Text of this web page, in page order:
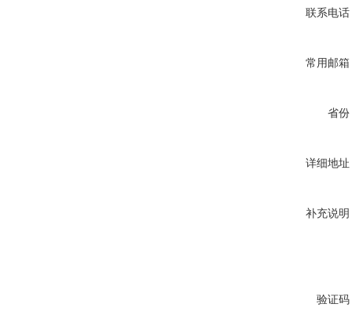
联系电话
常用邮箱
省份
详细地址
补充说明
验证码